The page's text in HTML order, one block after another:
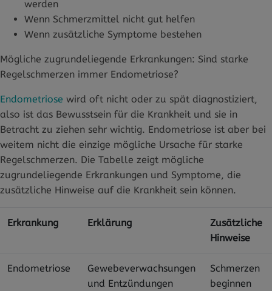
werden
Wenn Schmerzmittel nicht gut helfen
Wenn zusätzliche Symptome bestehen
Mögliche zugrundeliegende Erkrankungen: Sind starke
Regelschmerzen immer Endometriose?
Endometriose wird oft nicht oder zu spät diagnostiziert,
also ist das Bewusstsein für die Krankheit und sie in
Betracht zu ziehen sehr wichtig. Endometriose ist aber bei
weitem nicht die einzige mögliche Ursache für starke
Regelschmerzen. Die Tabelle zeigt mögliche
zugrundeliegende Erkrankungen und Symptome, die
zusätzliche Hinweise auf die Krankheit sein können.
Erkrankung Erklärung
Zusätzliche
Hinweise
Endometriose
Gewebeverwachsungen
und Entzündungen
Schmerzen
beginnen